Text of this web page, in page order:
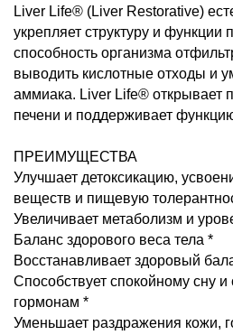
Liver Life® (Liver Restorative)
укрепляет структуру и функции
способность организма
выводить кислотные отходы и
аммиака. Liver Life® открывает
печени и поддерживает
ПРЕИМУЩЕСТВА
Улучшает детоксикацию,
веществ и пищевую
Увеличивает метаболизм и
Баланс здорового веса тела *
Восстанавливает здоровый
Способствует спокойному сну
гормонам *
Уменьшает раздражения кожи,